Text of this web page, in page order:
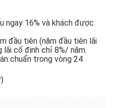
ngay 16% và khách được
đầu tiên (năm đầu tiên lãi
lãi cố định chỉ 8%/ năm.
chuẩn trong vòng 24